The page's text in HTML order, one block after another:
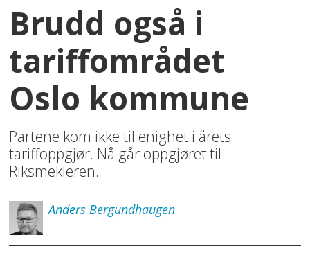
Brudd også i
tariffområdet
Oslo kommune
Partene kom ikke til enighet i årets
tariffoppgjør. Nå går oppgjøret til
Riksmekleren.
Anders Bergundhaugen